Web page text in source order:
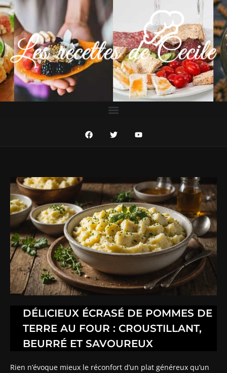
DÉLICIEUX ÉCRASÉ DE POMMES DE
TERRE AU FOUR : CROUSTILLANT,
BEURRÉ ET SAVOUREUX
Rien n’évoque mieux le réconfort d’un plat généreux qu’un